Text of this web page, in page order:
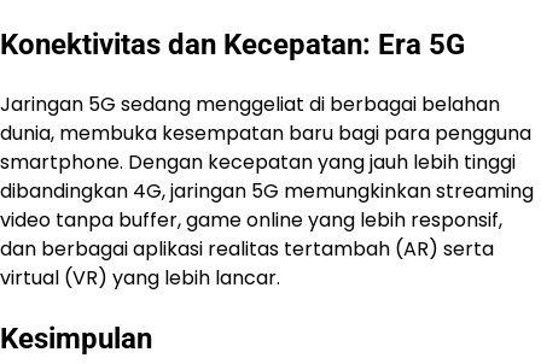
Konektivitas dan Kecepatan: Era 5G
Jaringan 5G sedang menggeliat di berbagai belahan
dunia, membuka kesempatan baru bagi para pengguna
smartphone. Dengan kecepatan yang jauh lebih tinggi
dibandingkan 4G, jaringan 5G memungkinkan streaming
video tanpa buffer, game online yang lebih responsif,
dan berbagai aplikasi realitas tertambah (AR) serta
virtual (VR) yang lebih lancar.
Kesimpulan